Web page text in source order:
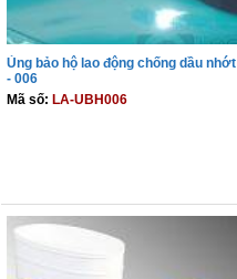
Ủng bảo hộ lao động chống dầu nhớt
- 006
Mã số: LA-UBH006